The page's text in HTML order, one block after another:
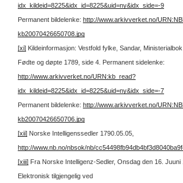
idx_kildeid=8225&idx_id=8225&uid=ny&idx_side=-9
Permanent bildelenke: http://www.arkivverket.no/
kb20070426650708.jpg
[xi] Kildeinformasjon: Vestfold fylke, Sandar,
Fødte og døpte 1789, side 4. Permanent sidelenke:
http://www.arkivverket.no/URN:kb_read?
idx_kildeid=8225&idx_id=8225&uid=ny&idx_side=-7
Permanent bildelenke: http://www.arkivverket.no/
kb20070426650706.jpg
[xii] Norske Intelligenssedler 1790.05.05,
http://www.nb.no/nbsok/nb/
[xiii] Fra Norske Intelligenz-Sedler, Onsdag den 16. Juuni
Elektronisk tilgjengelig ved